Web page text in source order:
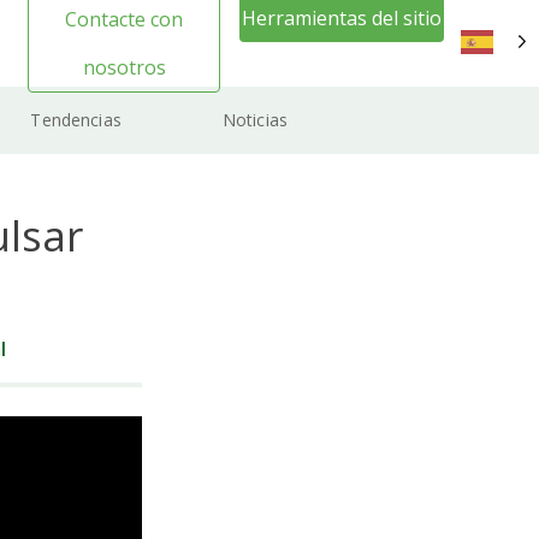
Contacte con
nosotros
Herramientas del sitio
Tendencias Noticias